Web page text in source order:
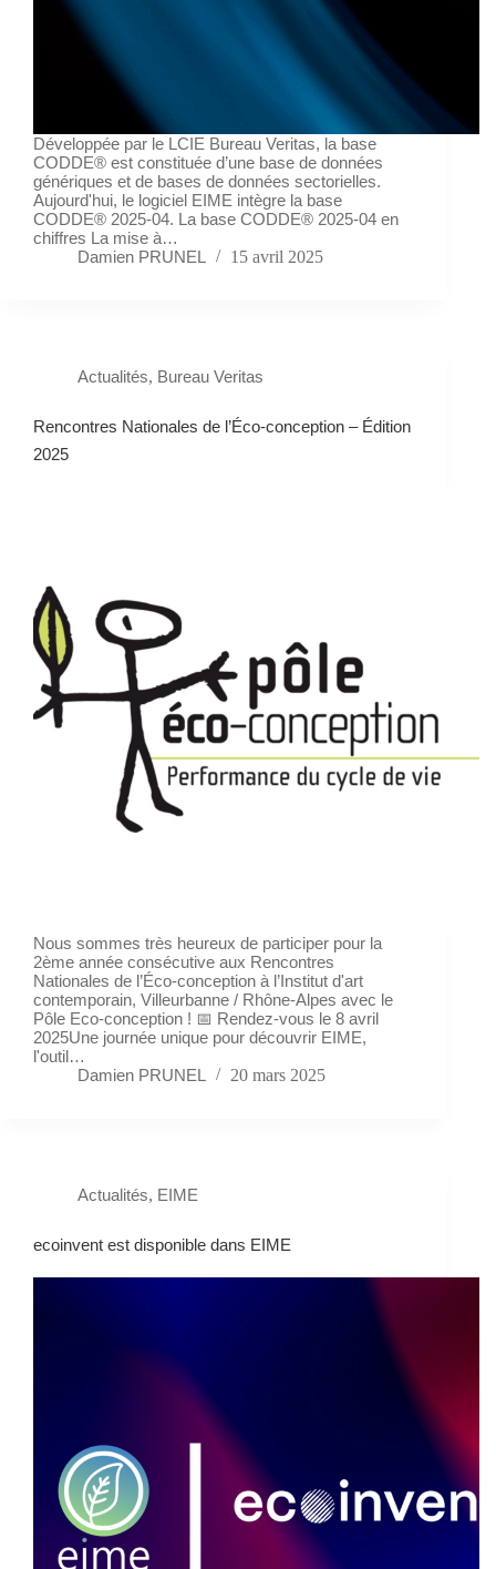
Développée par le LCIE Bureau Veritas, la base
CODDE® est constituée d’une base de données
génériques et de bases de données sectorielles.
Aujourd'hui, le logiciel EIME intègre la base
CODDE® 2025-04. La base CODDE® 2025-04 en
chiffres La mise à…
Damien PRUNEL
15 avril 2025
Actualités, Bureau Veritas
Rencontres Nationales de l’Éco-conception – Édition
2025
Nous sommes très heureux de participer pour la
2ème année consécutive aux Rencontres
Nationales de l’Éco-conception à l’Institut d'art
contemporain, Villeurbanne / Rhône-Alpes avec le
Pôle Eco-conception ! 📅 Rendez-vous le 8 avril
2025Une journée unique pour découvrir EIME,
l'outil…
Damien PRUNEL
20 mars 2025
Actualités, EIME
ecoinvent est disponible dans EIME